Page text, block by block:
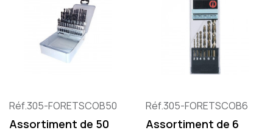
Réf.305-FORETSCOB50
Assortiment de 50
Réf.305-FORETSCOB6
Assortiment de 6